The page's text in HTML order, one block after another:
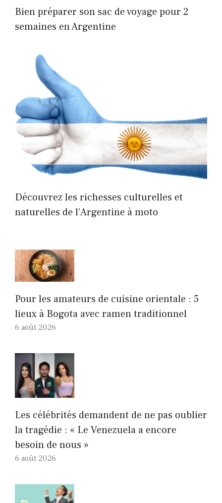
Bien préparer son sac de voyage pour 2
semaines en Argentine
Découvrez les richesses culturelles et
naturelles de l’Argentine à moto
Pour les amateurs de cuisine orientale : 5
lieux à Bogota avec ramen traditionnel
6 août 2026
Les célébrités demandent de ne pas oublier
la tragédie : « Le Venezuela a encore
besoin de nous »
6 août 2026